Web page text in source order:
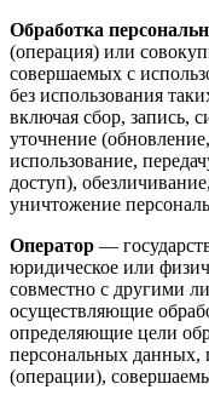
Обработка
(операция) или
совершаемых с
без использования
включая сбор, запись,
уточнение
использование,
доступ),
уничтожение
Оператор —
юридическое или
совместно с другими
осуществляющие
определяющие цели
персональных данных,
(операции),